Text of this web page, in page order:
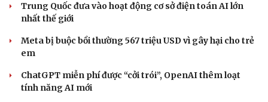
Sân khấu - Điện ảnh
Nghệ sĩ
Trung Quốc đưa vào hoạt động cơ sở điện toán AI lớn
nhất thế giới
Meta bị buộc bồi thường 567 triệu USD vì gây hại cho trẻ
em
ChatGPT miễn phí được “cởi trói”, OpenAI thêm loạt
tính năng AI mới